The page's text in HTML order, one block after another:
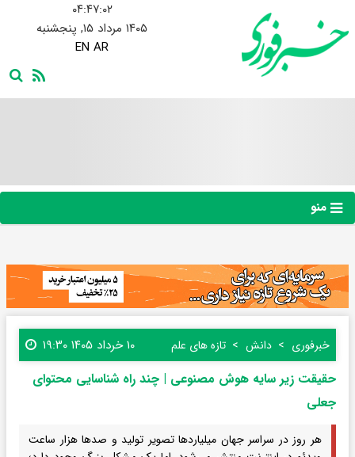
۰۴:۴۷:۰۳
۱۴۰۵ مرداد ۱۵, پنجشنبه
EN AR
منو
خبرفوری دانش تازه های علم ۱۰ خرداد ۱۴۰۵ ۱۹:۳۰
حقیقت زیر سایه هوش مصنوعی | چند راه شناسایی محتوای
جعلی
هر روز در سراسر جهان میلیاردها تصویر تولید و صدها هزار ساعت